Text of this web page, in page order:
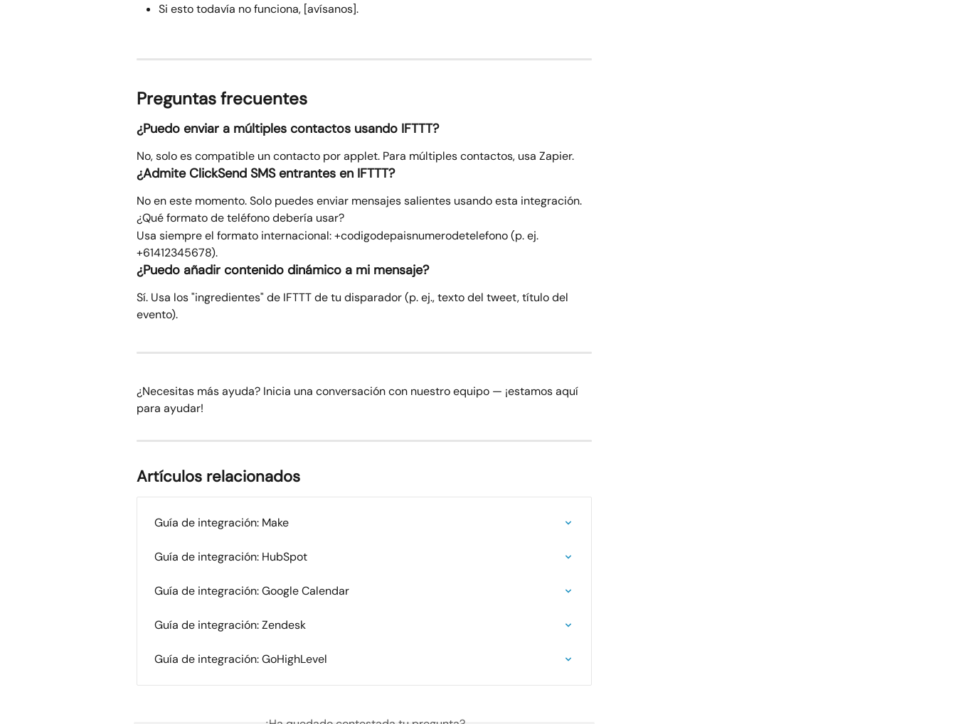
Si esto todavía no funciona, [avísanos].
Preguntas frecuentes
¿Puedo enviar a múltiples contactos usando IFTTT?
No, solo es compatible un contacto por applet. Para múltiples contactos, usa Zapier.
¿Admite ClickSend SMS entrantes en IFTTT?
No en este momento. Solo puedes enviar mensajes salientes usando esta integración.
¿Qué formato de teléfono debería usar?
Usa siempre el formato internacional: +codigodepaisnumerodetelefono (p. ej.
+61412345678).
¿Puedo añadir contenido dinámico a mi mensaje?
Sí. Usa los "ingredientes" de IFTTT de tu disparador (p. ej., texto del tweet, título del
evento).
¿Necesitas más ayuda? Inicia una conversación con nuestro equipo — ¡estamos aquí
para ayudar!
Artículos relacionados
Guía de integración: Make
Guía de integración: HubSpot
Guía de integración: Google Calendar
Guía de integración: Zendesk
Guía de integración: GoHighLevel